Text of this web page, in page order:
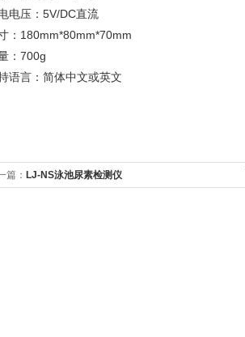
电压：5V/DC直流
：180mm*80mm*70mm
：700g
语言：简体中文或英文
篇： LJ-NS泳池尿素检测仪